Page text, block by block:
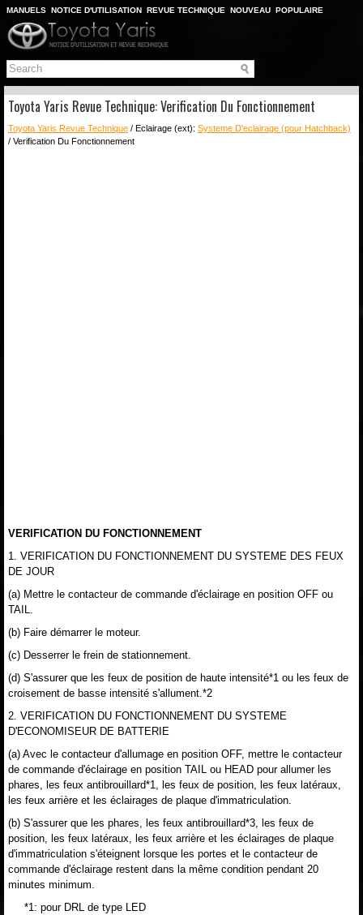
MANUELS NOTICE D'UTILISATION REVUE TECHNIQUE NOUVEAU POPULAIRE
PLAN DU SITE
CHERCHER
Toyota Yaris Revue Technique: Verification Du Fonctionnement
Toyota Yaris Revue Technique / Eclairage (ext): Systeme D'eclairage (pour Hatchback)
/ Verification Du Fonctionnement
VERIFICATION DU FONCTIONNEMENT
1. VERIFICATION DU FONCTIONNEMENT DU SYSTEME DES FEUX
DE JOUR
(a) Mettre le contacteur de commande d'éclairage en position OFF ou
TAIL.
(b) Faire démarrer le moteur.
(c) Desserrer le frein de stationnement.
(d) S'assurer que les feux de position de haute intensité*1 ou les feux de
croisement de basse intensité s'allument.*2
2. VERIFICATION DU FONCTIONNEMENT DU SYSTEME
D'ECONOMISEUR DE BATTERIE
(a) Avec le contacteur d'allumage en position OFF, mettre le contacteur
de commande d'éclairage en position TAIL ou HEAD pour allumer les
phares, les feux antibrouillard*1, les feux de position, les feux latéraux,
les feux arrière et les éclairages de plaque d'immatriculation.
(b) S'assurer que les phares, les feux antibrouillard*3, les feux de
position, les feux latéraux, les feux arrière et les éclairages de plaque
d'immatriculation s'éteignent lorsque les portes et le contacteur de
commande d'éclairage restent dans la même condition pendant 20
minutes minimum.
*1: pour DRL de type LED